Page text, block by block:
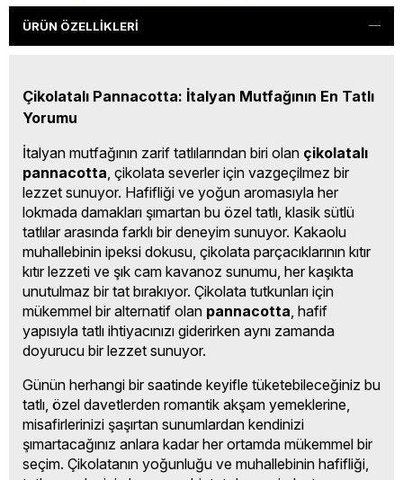
ÜRÜN ÖZELLIKLERI
Çikolatalı Pannacotta: İtalyan Mutfağının En Tatlı
Yorumu
İtalyan mutfağının zarif tatlılarından biri olan çikolatalı
pannacotta , çikolata severler için vazgeçilmez bir
lezzet sunuyor. Hafifliği ve yoğun aromasıyla her
lokmada damakları şımartan bu özel tatlı, klasik sütlü
tatlılar arasında farklı bir deneyim sunuyor. Kakaolu
muhallebinin ipeksi dokusu, çikolata parçacıklarının kıtır
kıtır lezzeti ve şık cam kavanoz sunumu, her kaşıkta
unutulmaz bir tat bırakıyor. Çikolata tutkunları için
mükemmel bir alternatif olan pannacotta , hafif
yapısıyla tatlı ihtiyacınızı giderirken aynı zamanda
doyurucu bir lezzet sunuyor.
Günün herhangi bir saatinde keyifle tüketebileceğiniz bu
tatlı, özel davetlerden romantik akşam yemeklerine,
misafirlerinizi şaşırtan sunumlardan kendinizi
şımartacağınız anlara kadar her ortamda mükemmel bir
seçim. Çikolatanın yoğunluğu ve muhallebinin hafifliği,